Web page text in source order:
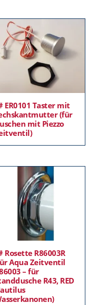
ER0101 Taster mit
(für
mit Piezzo
Rosette R86003R
Aqua Zeitventil
– für
R43, RED